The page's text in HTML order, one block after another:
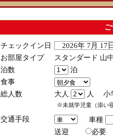
チェックイン日
2026年 7月
お部屋タイプ
スタンダード 山
泊数
泊
食事
総人数
大人 人 小
※未就学児童（添い
交通手段
車種
送迎
必